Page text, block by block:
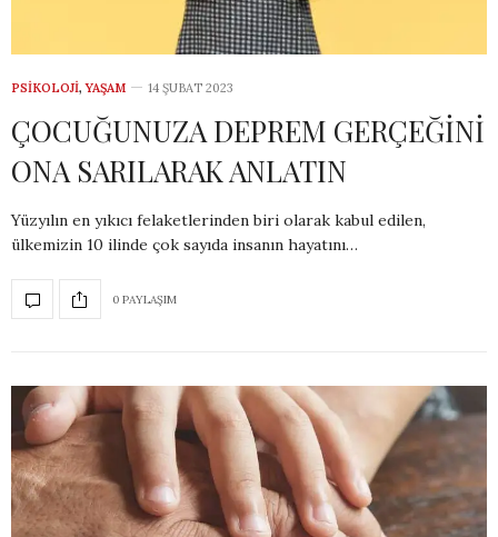
PSIKOLOJI, YAŞAM 14 ŞUBAT 2023
ÇOCUĞUNUZA DEPREM GERÇEĞİNİ
ONA SARILARAK ANLATIN
Yüzyılın en yıkıcı felaketlerinden biri olarak kabul edilen,
ülkemizin 10 ilinde çok sayıda insanın hayatını…
0 PAYLAŞIM